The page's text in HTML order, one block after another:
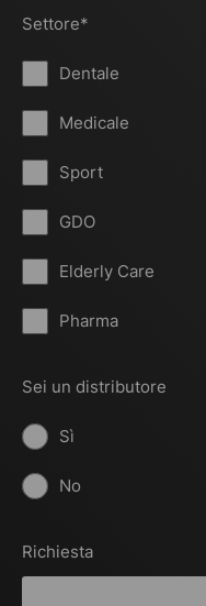
Settore*
Dentale
Medicale
Sport
GDO
Elderly Care
Pharma
Sei un distributore
Sì
No
Richiesta